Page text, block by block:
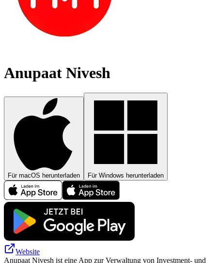
Anupaat Nivesh
Für macOS herunterladen Für Windows herunterladen
Website
Anupaat Nivesh ist eine App zur Verwaltung von Investment- und